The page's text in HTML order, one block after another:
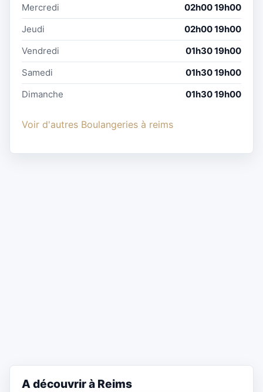
Mercredi
02h00 19h00
Jeudi
02h00 19h00
Vendredi
01h30 19h00
Samedi
01h30 19h00
Dimanche
01h30 19h00
Voir d'autres Boulangeries à reims
A découvrir à Reims